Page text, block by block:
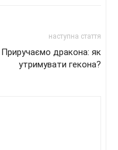
наступна стаття
Приручаємо дракона: як
утримувати гекона?